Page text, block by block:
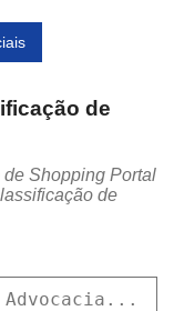
de
Shopping Portal
de